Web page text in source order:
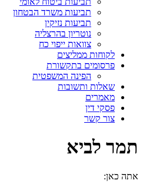
תביעות משרד הבטחון
תביעות נזיקין
נוטריון בהרצליה
צוואות ייפוי כח
לקוחות ממליצים
פרסומים בתקשורת
הפינה המשפטית
שאלות ותשובות
מאמרים
פסקי דין
צור קשר
תמר לביא
אתה כאן: